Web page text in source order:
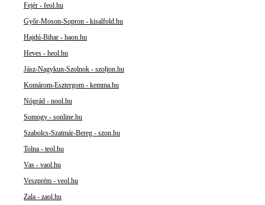
Fejér - feol.hu
Győr-Moson-Sopron - kisalfold.hu
Hajdú-Bihar - haon.hu
Heves - heol.hu
Jász-Nagykun-Szolnok - szoljon.hu
Komárom-Esztergom - kemma.hu
Nógrád - nool.hu
Somogy - sonline.hu
Szabolcs-Szatmár-Bereg - szon.hu
Tolna - teol.hu
Vas - vaol.hu
Veszprém - veol.hu
Zala - zaol.hu